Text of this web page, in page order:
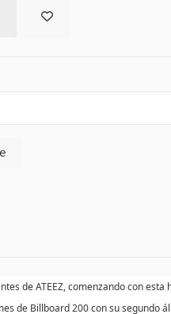
de ATEEZ, comenzando con esta
de Billboard 200 con su segundo